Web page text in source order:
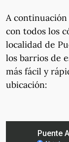
A
con todos los
localidad de
los barrios de
más fácil y
ubicación: